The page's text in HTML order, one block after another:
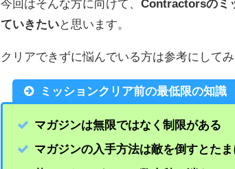
今回はそんな方に向けて、Contractorsのミ
ていきたいと思います。
クリアできずに悩んでいる方は参考にしてみ
ミッションクリア前の最低限の知識
マガジンは無限ではなく制限がある
マガジンの入手方法は敵を倒すとた